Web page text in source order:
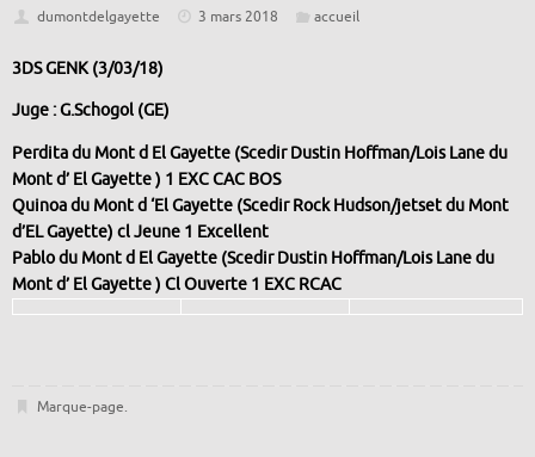
dumontdelgayette 3 mars 2018 accueil
3DS GENK (3/03/18)
Juge : G.Schogol (GE)
Perdita du Mont d El Gayette (Scedir Dustin Hoffman/Lois Lane du
Mont d’ El Gayette ) 1 EXC CAC BOS
Quinoa du Mont d ‘El Gayette (Scedir Rock Hudson/jetset du Mont
d’EL Gayette) cl Jeune 1 Excellent
Pablo du Mont d El Gayette (Scedir Dustin Hoffman/Lois Lane du
Mont d’ El Gayette ) Cl Ouverte 1 EXC RCAC
Marque-page.